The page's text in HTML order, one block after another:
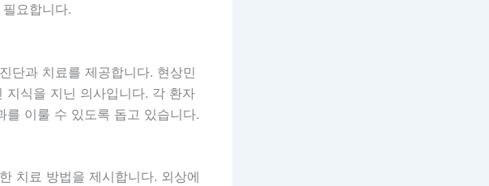
요합니다.
단과 치료를 제공합니다. 현상민
지식을 지닌 의사입니다. 각 환자
이룰 수 있도록 돕고 있습니다.
치료 방법을 제시합니다. 외상에